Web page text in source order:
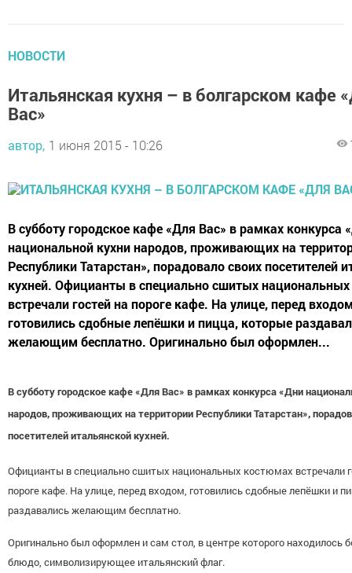
НОВОСТИ
Итальянская кухня – в болгарском кафе
Вас»
автор, 1 июня 2015 - 10:26
В субботу городское кафе «Для Вас» в рамках конкурса
национальной кухни народов, проживающих на
Республики Татарстан», порадовало своих посетителей
кухней. Официанты в специально сшитых
встречали гостей на пороге кафе. На улице, перед
готовились сдобные лепёшки и пицца, которые
желающим бесплатно. Оригинально был оформлен...
В субботу городское кафе «Для Вас» в рамках конкурса «Дни
народов, проживающих на территории Республики Татарстан»,
посетителей итальянской кухней.
Официанты в специально сшитых национальных костюмах встречали
пороге кафе. На улице, перед входом, готовились сдобные лепёшки и
раздавались желающим бесплатно.
Оригинально был оформлен и сам стол, в центре которого находилось
блюдо, символизирующее итальянский флаг.